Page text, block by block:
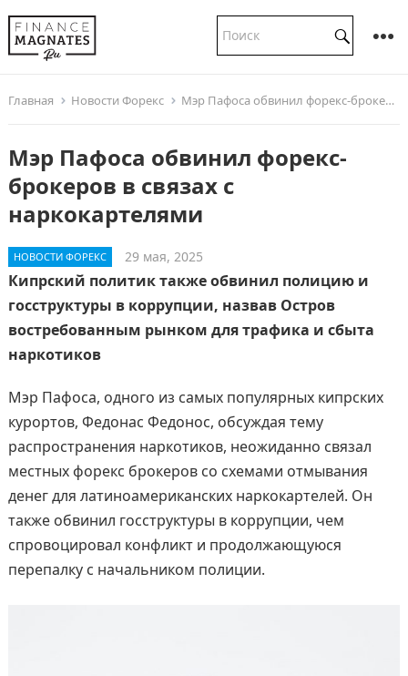
Главная Новости Форекс Мэр Пафоса обвинил форекс-брокеров в связах с наркокартелями
Мэр Пафоса обвинил форекс-
брокеров в связах с
наркокартелями
НОВОСТИ ФОРЕКС 29 мая, 2025
Кипрский политик также обвинил полицию и
госструктуры в коррупции, назвав Остров
востребованным рынком для трафика и сбыта
наркотиков
Мэр Пафоса, одного из самых популярных кипрских
курортов, Федонас Федонос, обсуждая тему
распространения наркотиков, неожиданно связал
местных форекс брокеров со схемами отмывания
денег для латиноамериканских наркокартелей. Он
также обвинил госструктуры в коррупции, чем
спровоцировал конфликт и продолжающуюся
перепалку с начальником полиции.